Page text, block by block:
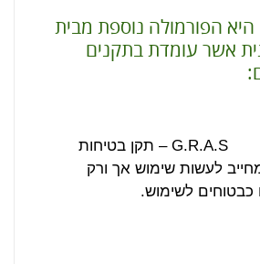
כורכומין C.P.K היא הפורמולה נוספת מבית
אשר עומדת בתקנים
G.R.A.S – תקן בטיחות
לעשות שימוש אך ורק
כבטוחים לשימוש.